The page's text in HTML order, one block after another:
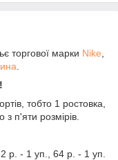
торгової марки Nike
тобто 1 ростовка,
з п'яти розмірів.
р. - 1 уп., 64 р. - 1 уп.